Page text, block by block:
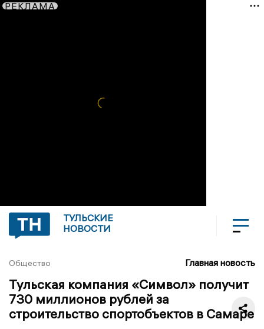
РЕКЛАМА
ТУЛЬСКИЕ
НОВОСТИ
Общество Главная новость
Тульская компания «Символ» получит
730 миллионов рублей за
строительство спортобъектов в Самаре